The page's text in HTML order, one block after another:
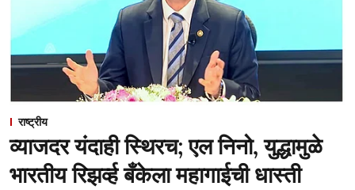
राष्ट्रीय
व्याजदर यंदाही स्थिरच; एल निनो, युद्धामुळे
भारतीय रिझर्व्ह बँकेला महागाईची धास्ती